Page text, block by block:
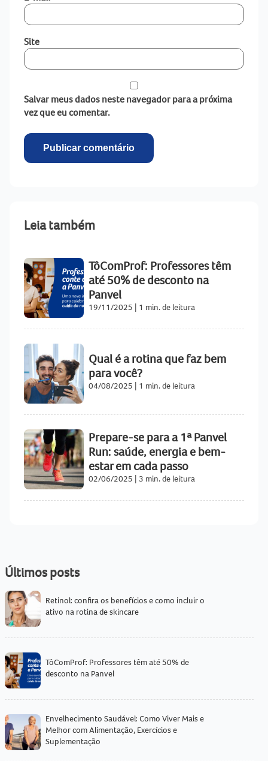
Site
Salvar meus dados neste navegador para a próxima
vez que eu comentar.
Leia também
TôComProf: Professores têm
até 50% de desconto na
Panvel
19/11/2025 | 1 min. de leitura
Qual é a rotina que faz bem
para você?
04/08/2025 | 1 min. de leitura
Prepare-se para a 1ª Panvel
Run: saúde, energia e bem-
estar em cada passo
02/06/2025 | 3 min. de leitura
Últimos posts
Retinol: confira os benefícios e como incluir o
ativo na rotina de skincare
TôComProf: Professores têm até 50% de
desconto na Panvel
Envelhecimento Saudável: Como Viver Mais e
Melhor com Alimentação, Exercícios e
Suplementação